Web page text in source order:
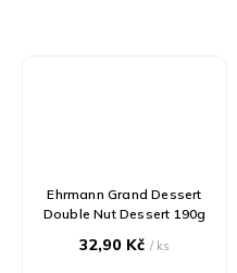
Ehrmann Grand Dessert
Double Nut Dessert 190g
32,90 Kč/ ks